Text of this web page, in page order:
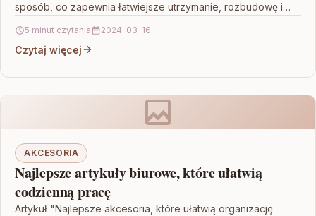
sposób, co zapewnia łatwiejsze utrzymanie, rozbudowę i
5 minut czytania 2024-03-16
Czytaj więcej
AKCESORIA
Najlepsze artykuły biurowe, które ułatwią
codzienną pracę
Artykuł "Najlepsze akcesoria, które ułatwią organizację